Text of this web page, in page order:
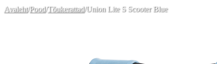
Avaleht/Pood/Tõukerattad/Union Lite S Scooter Blue